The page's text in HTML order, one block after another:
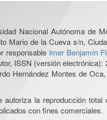
Nacional Autónoma de
Mario de la Cueva s/n,
responsable Imer Benjamín
ISSN (versión electrónica):
Hernández Montes de
la reproducción
con fines comerciales.